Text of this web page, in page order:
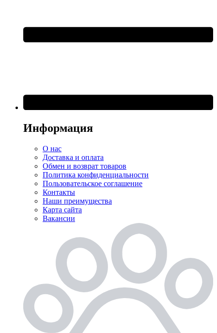
Информация
О нас
Доставка и оплата
Обмен и возврат товаров
Политика конфиденциальности
Пользовательское соглашение
Контакты
Наши преимущества
Карта сайта
Вакансии